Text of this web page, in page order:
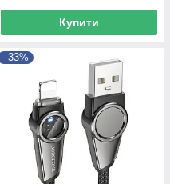
Купити
–33%